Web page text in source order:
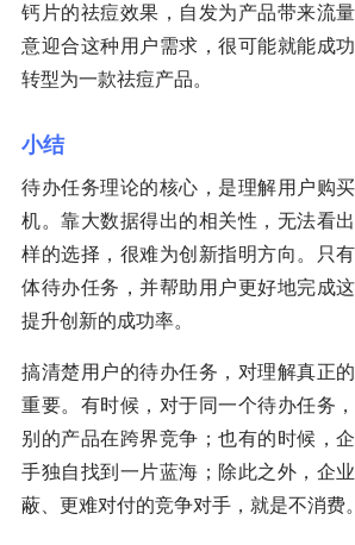
钙片的祛痘效果，自发为产品带来流
意迎合这种用户需求，很可能就能成
转型为一款祛痘产品。
小结
待办任务理论的核心，是理解用户购
机。靠大数据得出的相关性，无法看
样的选择，很难为创新指明方向。只
体待办任务，并帮助用户更好地完成
提升创新的成功率。
搞清楚用户的待办任务，对理解真正
重要。有时候，对于同一个待办任务
别的产品在跨界竞争；也有的时候，
手独自找到一片蓝海；除此之外，企
蔽、更难对付的竞争对手，就是不消费。